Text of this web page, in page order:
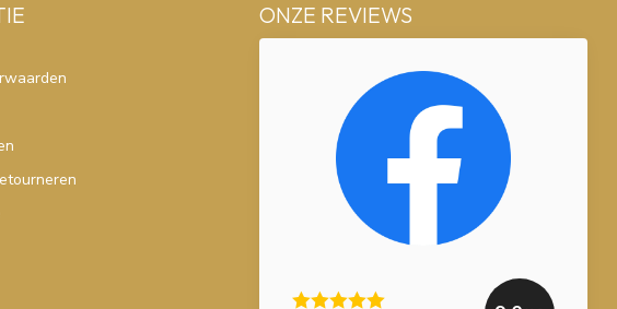
ONZE REVIEWS